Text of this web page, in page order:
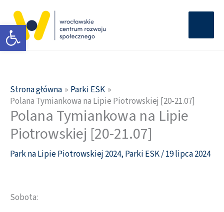
Otwórz pasek narzędzi
treści
Strona główna
Parki ESK
Polana Tymiankowa na Lipie Piotrowskiej [20-21.07]
Polana Tymiankowa na Lipie
Piotrowskiej [20-21.07]
Park na Lipie Piotrowskiej 2024, Parki ESK/19 lipca 2024
Sobota: